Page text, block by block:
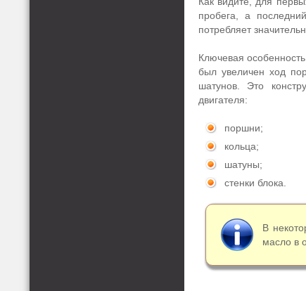
пробега, а
потребляет
Ключевая
был увеличен ход
шатунов. Это
двигателя:
поршни;
кольца;
шатуны;
стенки блока.
В
масло в